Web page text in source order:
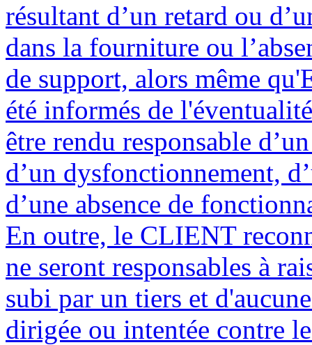
résultant d’un retard ou
dans la fourniture ou
de support, alors même
été informés de
être rendu responsable
d’un dysfonctionnement,
d’une absence de
En outre, le CLIENT
ne seront responsables à
subi par un tiers et
dirigée ou intentée contre